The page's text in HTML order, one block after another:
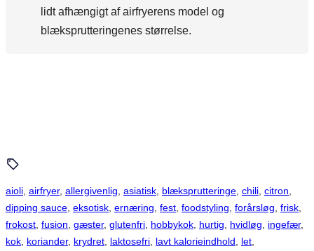
lidt afhængigt af airfryerens model og
blæksprutteringenes størrelse.
aioli airfryer, allergivenlig asiatisk blæksprutteringe chili citron
dipping sauce eksotisk ernæring fest foodstyling forårsløg frisk
frokost fusion gæster, glutenfri hobbykok hurtig hvidløg ingefær
kok koriander, krydret laktosefri lavt kalorieindhold let